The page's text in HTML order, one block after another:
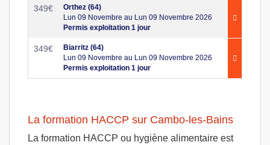
349€
Orthez (64)
Lun 09 Novembre au Lun 09 Novembre 2026
Permis exploitation 1 jour
349€
Biarritz (64)
Lun 09 Novembre au Lun 09 Novembre 2026
Permis exploitation 1 jour
La formation HACCP sur Cambo-les-Bains
La formation HACCP ou hygiène alimentaire est